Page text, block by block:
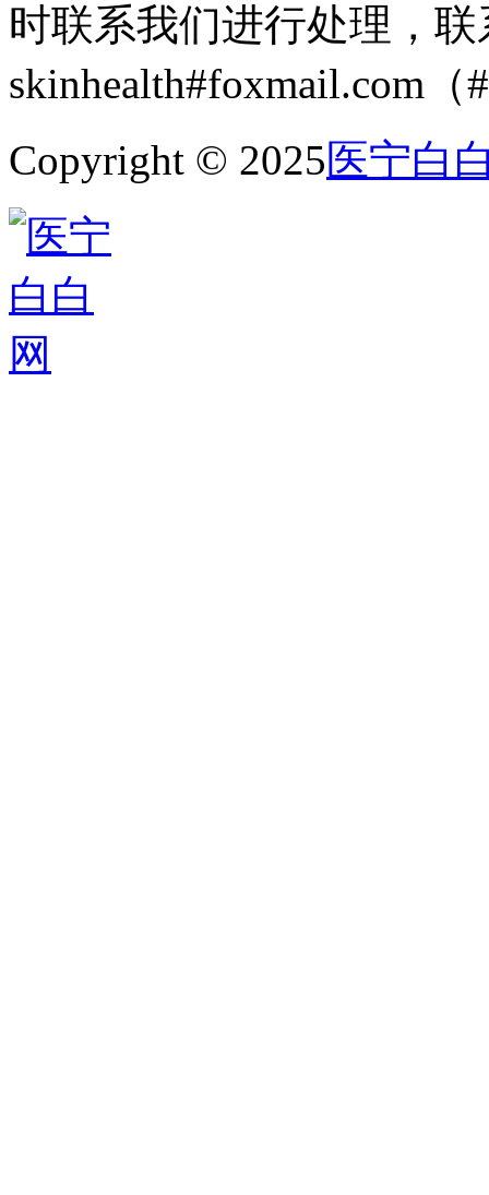
时联系我们进行处理，
skinhealth#foxmail.com（
Copyright © 2025医宁白